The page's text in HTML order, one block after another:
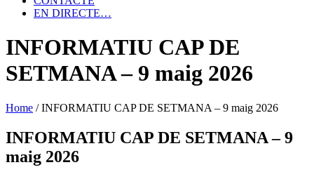
EN DIRECTE…
INFORMATIU CAP DE
SETMANA – 9 maig 2026
Home /INFORMATIU CAP DE SETMANA – 9 maig 2026
INFORMATIU CAP DE SETMANA – 9
maig 2026